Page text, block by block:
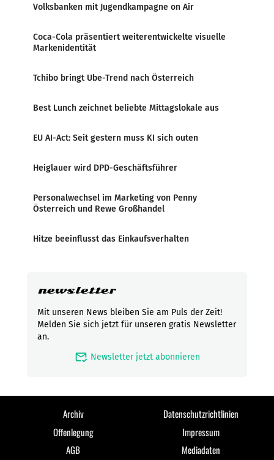
Volksbanken mit Jugendkampagne on Air
Coca-Cola präsentiert weiterentwickelte visuelle
Markenidentität
Tchibo bringt Ube-Trend nach Österreich
Best Lunch zeichnet beliebte Mittagslokale aus
EU AI-Act: Seit gestern muss KI sich outen
Heiglauer wird DPD-Geschäftsführer
Personalwechsel im Marketing von Penny
Österreich und Rewe Großhandel
Hitze beeinflusst das Einkaufsverhalten
newsletter
Mit unseren News bleiben Sie am Puls der Zeit!
Melden Sie sich jetzt für unseren gratis Newsletter
an.
mark_email_read Newsletter jetzt abonnieren
Archiv
Datenschutzrichtlinien
Offenlegung
Impressum
AGB
Mediadaten